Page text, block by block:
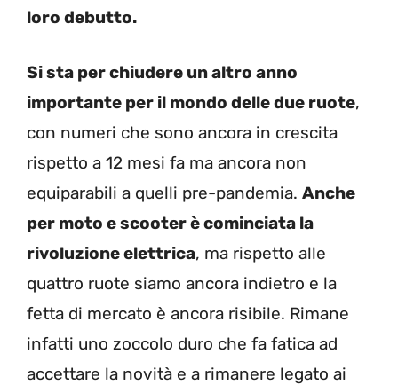
loro debutto.
Si sta per chiudere un altro anno
importante per il mondo delle due ruote,
con numeri che sono ancora in crescita
rispetto a 12 mesi fa ma ancora non
equiparabili a quelli pre-pandemia. Anche
per moto e scooter è cominciata la
rivoluzione elettrica, ma rispetto alle
quattro ruote siamo ancora indietro e la
fetta di mercato è ancora risibile. Rimane
infatti uno zoccolo duro che fa fatica ad
accettare la novità e a rimanere legato ai